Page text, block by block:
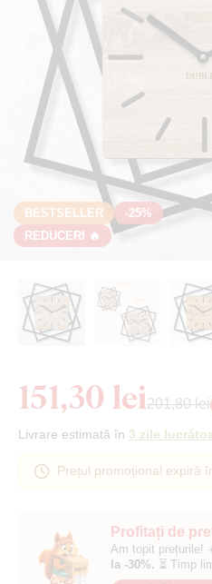
BESTSELLER
-25%
REDUCERI 🔥
Profitați de
Am topit prețurile!
la -30%. ⏳ Timp
151,30 lei201,80 lei
Livrare estimată în 3 zile
Prețul promoțional expiră